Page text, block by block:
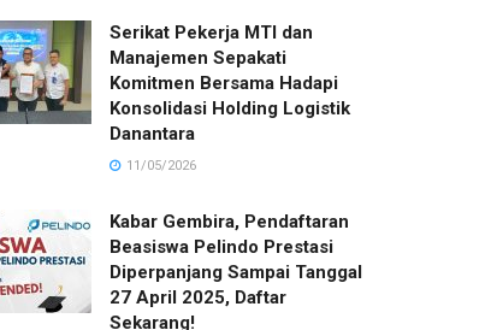
Serikat Pekerja MTI dan
Manajemen Sepakati
Komitmen Bersama Hadapi
Konsolidasi Holding Logistik
Danantara
11/05/2026
Kabar Gembira, Pendaftaran
Beasiswa Pelindo Prestasi
Diperpanjang Sampai Tanggal
27 April 2025, Daftar
Sekarang!